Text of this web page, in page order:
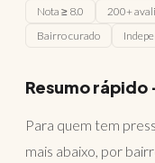
Nota ≥ 8.0 200+
Bairro curado
Resumo
Para quem tem
mais abaixo, por